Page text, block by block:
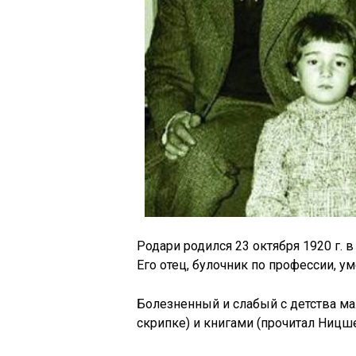
Родари родился 23 октября 1920 г.
Его отец, булочник по профессии,
Болезненный и слабый с детства
скрипке) и книгами (прочитал